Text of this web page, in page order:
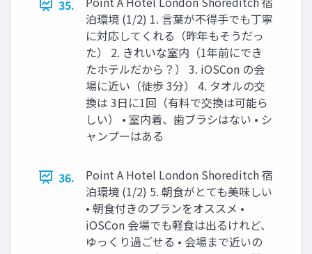
35.
泊環境 (1/2) 1. 言葉が不得手でも丁寧
に対応してくれる（昨年もそうだっ
た） 2. きれいな室内（1年前にでき
たホテルだから？） 3. iOSCon の会
場に近い（徒歩 3分） 4. タオルの交
換は 3日に1回（有料で交換は可能ら
しい） • 室内着、歯ブラシはない • シ
ャンプーはある
36.
Point A Hotel London Shoreditch 宿
泊環境 (1/2) 5. 朝食がとても美味しい
• 朝食付きのプランをオススメ •
iOSCon 会場でも軽食は出るけれど、
ゆっくり過ごせる • 会場まで近いの